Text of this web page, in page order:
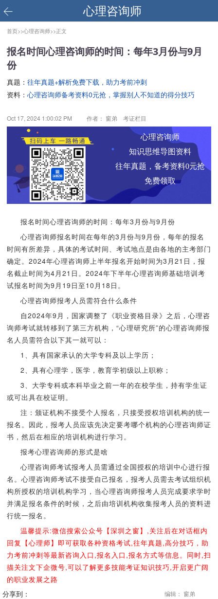
心理咨询师
首页>>心理咨询师>>正文
报名时间心理咨询师的时间：每年3月份与9月
份
真题： 往年真题+解析免费下载，助力考前冲刺
资料： 心理咨询师备考资料0元抢，掌握别人不知道的得分技巧
Oct 17, 2024 1:00:02 PM 作者： 窗弟 考证栏目
心理咨询师
知识思维导图资料
往年真题，备考资料0元抢
免费领取
报名时间心理咨询师的时间：每年3月份与9月份
心理咨询师报名时间在每年的3月份与9月份，每年的报名
时间有所差异，具体的考试时间、考试地点是由各地的主考部门
确定。2024年心理咨询师上半年报名开始时间为3月21日，报
名截止时间为4月21日。2024年下半年心理咨询师基础培训考
试报名时间为9月19日至10月18日。
心理咨询师报考人员需符合什么条件
自2024年9月，国家调整了《职业资格目录》之后，心理咨
询师考试就转移到了第三方机构，“心理研究所”的心理咨询师报
名人员需符合以下其一就可以：
1、具有国家承认的大学专科及以上学历；
2、具有心理学，医学，教育学初级以上职称；
3、大学专科或本科毕业之前一年的在校学生，持有学生证
或可出具在校证明。
注：颁证机构不接受个人报名，只接受授权培训机构的统一
报名。因此，报考人员应该先决定要考哪个机构的心理咨询师证
书，然后在相应的培训机构进行学习。
报考心理咨询师的形式是啥
心理咨询师考试报考人员需通过全国授权的培训中心进行报
名。心理咨询师考试不接受自己报名，报考人员需去考试组织机
构所授权的培训机构学习，当心理咨询师报考人员完成要求学时
并满足报名条件的时候，之后由培训机构收集报考人员的资料进
行统一报名。
温馨提示:微信搜索公众号【深圳之窗】,关注后在对话框内
回复【心理师】即可获取各种资格考试,往年真题,高分技巧，助
力考前冲刺等最新咨询入口,报名入口,报名方式等信息。同时,扫
描关注文下企微号,可以了解更多技能考证知识技巧,开启更广阔
的职业发展之路
分享到：
编辑： 窗弟